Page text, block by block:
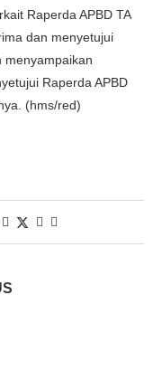
Raperda APBD TA
dan menyetujui
menyampaikan
Raperda APBD
(hms/red)